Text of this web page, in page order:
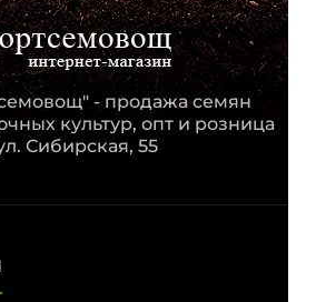
- продажа семян
культур, опт и розница
Сибирская, 55